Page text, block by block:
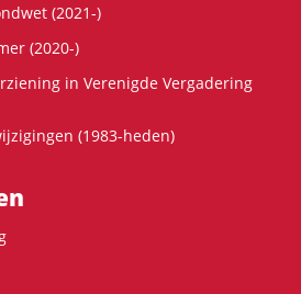
(2021-)
(2020-)
in Verenigde Vergadering
(1983-heden)